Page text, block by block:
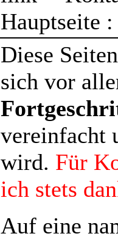
Hauptseite
Diese
sich vor
vereinfacht
wird. Für
ich stets
Auf eine